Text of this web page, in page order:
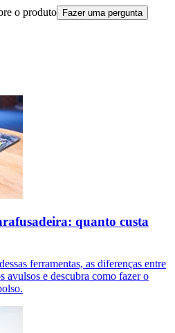
o produto Fazer uma pergunta
quanto custa
ferramentas, as diferenças entre
avulsos e descubra como fazer o